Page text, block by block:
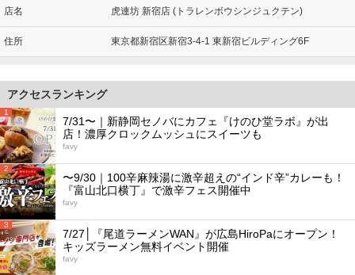
店名 虎連坊 新宿店 (トラレンボウシンジュクテン)
住所 東京都新宿区新宿3-4-1 東新宿ビルディング6F
アクセスランキング
1
7/31〜｜新静岡セノバにカフェ『けのひ堂ラボ』が出
店！濃厚クロックムッシュにスイーツも
favy
2
〜9/30｜100辛麻辣湯に激辛超えの“インド辛”カレーも！
『富山北口横丁』で激辛フェス開催中
favy
3
7/27│『尾道ラーメンWAN』が広島HiroPaにオープン！
キッズラーメン無料イベント開催
favy